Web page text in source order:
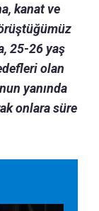
kanat ve
25-26 yaş
olan
yanında
onlara süre